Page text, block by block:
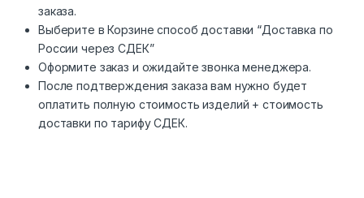
заказа.
Выберите в Корзине способ доставки “Доставка по
России через СДЕК”
Оформите заказ и ожидайте звонка менеджера.
После подтверждения заказа вам нужно будет
оплатить полную стоимость изделий + стоимость
доставки по тарифу СДЕК.